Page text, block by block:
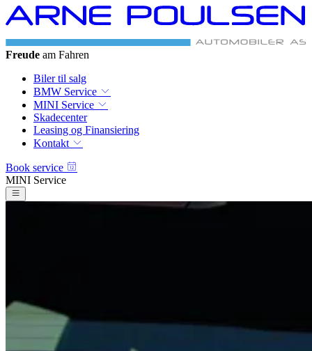
Freude am Fahren
Biler til salg
BMW Service
MINI Service
Skadecenter
Leasing og Finansiering
Kontakt
Book service
MINI Service